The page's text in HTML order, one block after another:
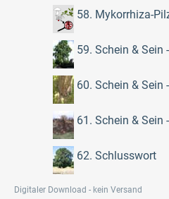
58. Mykorrhiza-
59. Schein & Sein
60. Schein & Sein
61. Schein & Sein
62. Schlusswort
Digitaler Download - kein Versand